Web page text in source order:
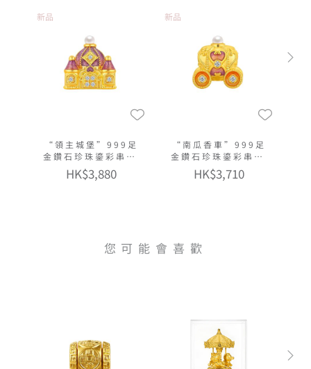
新品
“領主城堡”999足
金鑽石珍珠鎏彩串飾
連手繩
HK$3,880
新品
“南瓜香車”999足
金鑽石珍珠鎏彩串飾
連手繩
HK$3,710
您可能會喜歡